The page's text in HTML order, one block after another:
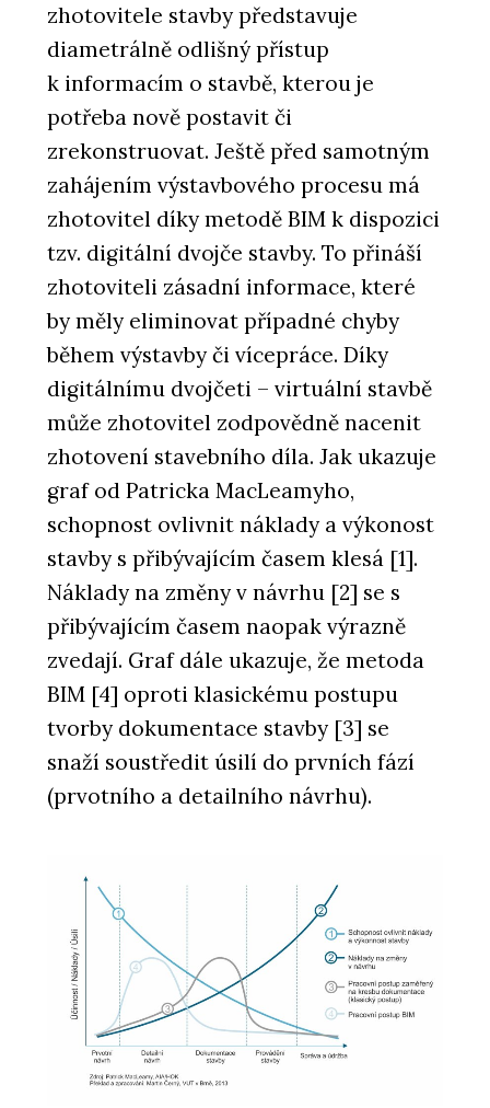
zhotovitele stavby představuje
diametrálně odlišný přístup
k informacím o stavbě, kterou je
potřeba nově postavit či
zrekonstruovat. Ještě před samotným
zahájením výstavbového procesu má
zhotovitel díky metodě BIM k dispozici
tzv. digitální dvojče stavby. To přináší
zhotoviteli zásadní informace, které
by měly eliminovat případné chyby
během výstavby či vícepráce. Díky
digitálnímu dvojčeti – virtuální stavbě
může zhotovitel zodpovědně nacenit
zhotovení stavebního díla. Jak ukazuje
graf od Patricka MacLeamyho,
schopnost ovlivnit náklady a výkonost
stavby s přibývajícím časem klesá [1].
Náklady na změny v návrhu [2] se s
přibývajícím časem naopak výrazně
zvedají. Graf dále ukazuje, že metoda
BIM [4] oproti klasickému postupu
tvorby dokumentace stavby [3] se
snaží soustředit úsilí do prvních fází
(prvotního a detailního návrhu).